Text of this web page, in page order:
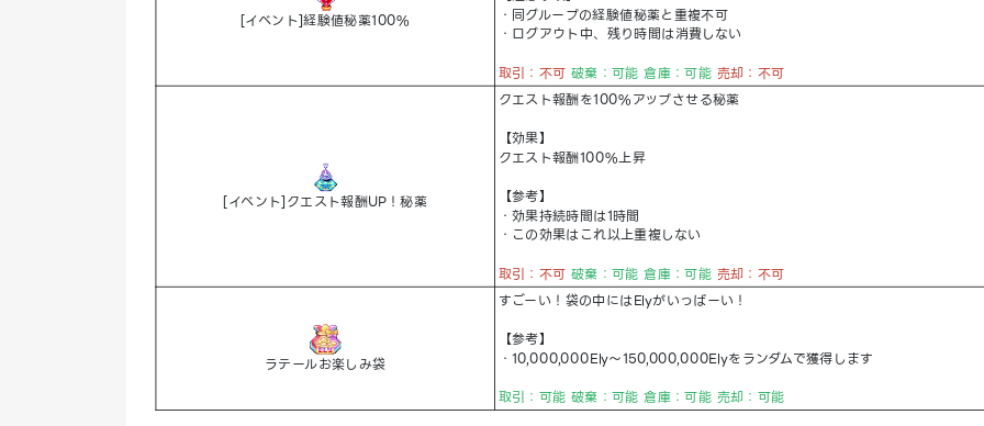
[イベント]経験値秘薬100%
・同グループの経験値秘薬と重複不可
・ログアウト中、残り時間は消費しない
取引：不可 破棄：可能 倉庫：可能 売却：不可
[イベント]クエスト報酬UP！秘薬
クエスト報酬を100%アップさせる秘薬
【効果】
クエスト報酬100%上昇
【参考】
・効果持続時間は1時間
・この効果はこれ以上重複しない
取引：不可 破棄：可能 倉庫：可能 売却：不可
ラテールお楽しみ袋
すごーい！袋の中にはElyがいっぱーい！
【参考】
・10,000,000Ely～150,000,000Elyをランダムで獲得します
取引：可能 破棄：可能 倉庫：可能 売却：可能